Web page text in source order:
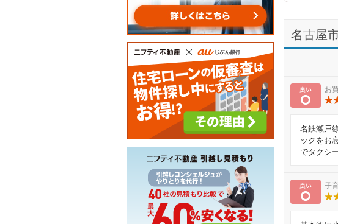
名古屋
良
お
名鉄瀬戸
ックをお
でタクシ
良
子